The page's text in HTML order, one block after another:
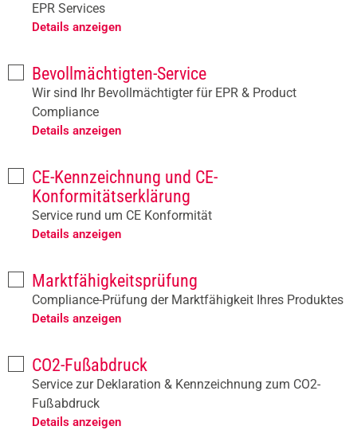
EPR Services
Details anzeigen
Bevollmächtigten-Service
Wir sind Ihr Bevollmächtigter für EPR & Product
Compliance
Details anzeigen
CE-Kennzeichnung und CE-
Konformitätserklärung
Service rund um CE Konformität
Details anzeigen
Marktfähigkeitsprüfung
Compliance-Prüfung der Marktfähigkeit Ihres Produktes
Details anzeigen
CO2-Fußabdruck
Service zur Deklaration & Kennzeichnung zum CO2-
Fußabdruck
Details anzeigen